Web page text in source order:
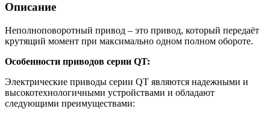
Описание
Неполноповоротный привод – это привод, который передаёт
крутящий момент при максимально одном полном обороте.
Особенности приводов серии QT:
Электрические приводы серии QT являются надежными и
высокотехнологичными устройствами и обладают
следующими преимуществами: